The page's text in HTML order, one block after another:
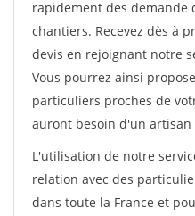
rapidement des demande
chantiers. Recevez dès à
devis en rejoignant notre
Vous pourrez ainsi
particuliers proches de
auront besoin d'un
L'utilisation de notre
relation avec des
dans toute la France et